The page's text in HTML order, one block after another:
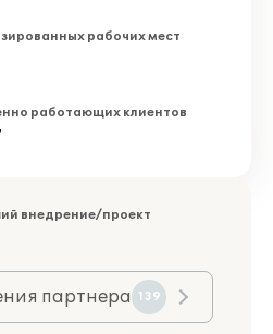
рабочих мест
работающих клиентов
внедрение/проект
партнера 139